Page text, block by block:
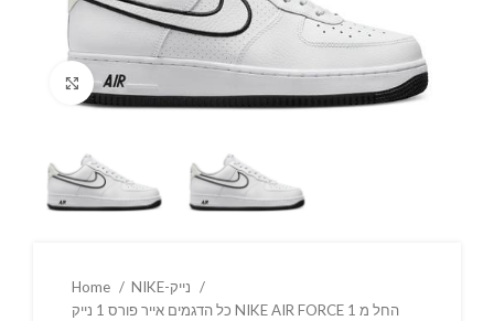
Click to enlarge
Home
כל הדגמים אייר פורס 1 נייק NIKE AIR FORCE 1 החל מ